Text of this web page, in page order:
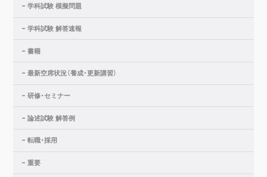
学科試験 模擬問題
学科試験 解答速報
書籍
最新空席状況（養成・更新講習）
研修・セミナー
論述試験 解答例
転職・採用
重要